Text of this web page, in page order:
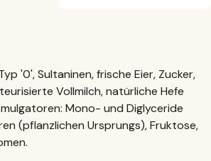
'0', Sultaninen, frische Eier, Zucker,
Vollmilch, natürliche Hefe
Mono- und Diglyceride
(pflanzlichen Ursprungs), Fruktose,